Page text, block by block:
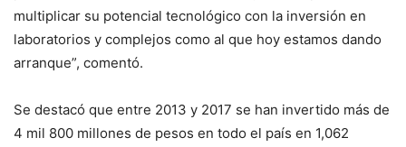
multiplicar su potencial tecnológico con la inversión en
laboratorios y complejos como al que hoy estamos dando
arranque”, comentó.
Se destacó que entre 2013 y 2017 se han invertido más de
4 mil 800 millones de pesos en todo el país en 1,062